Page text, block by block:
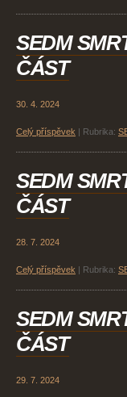
SEDM
ČÁST
30. 4. 2024
Celý příspěvek Rubrika:
SEDM
ČÁST
28. 7. 2024
Celý příspěvek Rubrika:
SEDM
ČÁST
29. 7. 2024